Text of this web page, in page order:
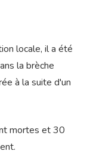
locale, il a été
la brèche
à la suite d'un
mortes et 30